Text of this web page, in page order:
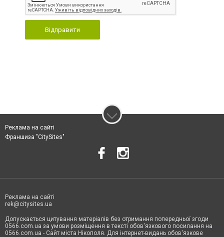
Відправити
Реклама на сайті
Франшиза "CitySites"
Реклама на сайті
rek@citysites.ua
Допускається цитування матеріалів без отримання попередньої згоди
0566.com.ua за умови розміщення в тексті обов'язкового посилання на
0566.com.ua - Сайт міста Нікополя. Для інтернет-видань обов'язкове